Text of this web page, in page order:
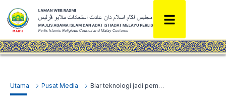
Utama Pusat Media Biar teknologi jadi pemangkin kemuliaan insan bukan pengganti fitrah manusia – Raja Muda Perlis